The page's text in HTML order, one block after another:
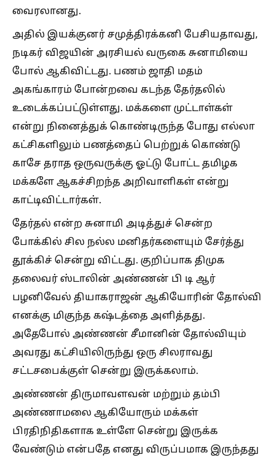
வைரலானது.
அதில் இயக்குனர் சமுத்திரக்கனி பேசியதாவது,
நடிகர் விஜயின் அரசியல் வருகை சுனாமியை
போல் ஆகிவிட்டது. பணம் ஜாதி மதம்
அகங்காரம் போன்றவை கடந்த தேர்தலில்
உடைக்கப்பட்டுள்ளது. மக்களை முட்டாள்கள்
என்று நினைத்துக் கொண்டிருந்த போது எல்லா
கட்சிகளிலும் பணத்தைப் பெற்றுக் கொண்டு
காசே தராத ஒருவருக்கு ஓட்டு போட்ட தமிழக
மக்களே ஆகச்சிறந்த அறிவாளிகள் என்று
காட்டிவிட்டார்கள்.
தேர்தல் என்ற சுனாமி அடித்துச் சென்ற
போக்கில் சில நல்ல மனிதர்களையும் சேர்த்து
தூக்கிச் சென்று விட்டது. குறிப்பாக திமுக
தலைவர் ஸ்டாலின் அண்ணன் பி டி ஆர்
பழனிவேல் தியாகராஜன் ஆகியோரின் தோல்வி
எனக்கு மிகுந்த கஷ்டத்தை அளித்தது.
அதேபோல் அண்ணன் சீமானின் தோல்வியும்
அவரது கட்சியிலிருந்து ஒரு சிலராவது
சட்டசபைக்குள் சென்று இருக்கலாம்.
அண்ணன் திருமாவளவன் மற்றும் தம்பி
அண்ணாமலை ஆகியோரும் மக்கள்
பிரதிநிதிகளாக உள்ளே சென்று இருக்க
வேண்டும் என்பதே எனது விருப்பமாக இருந்தது